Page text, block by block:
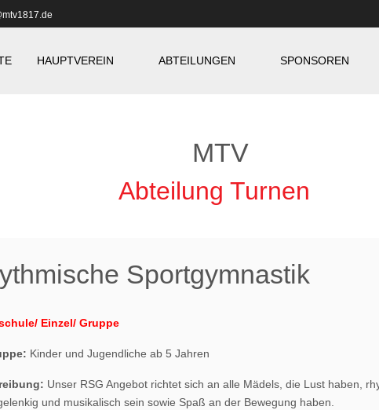
HAUPTVEREIN ABTEILUNGEN SPONSOREN
Abteilung Turnen
Sportgymnastik
Einzel/ Gruppe
Kinder und Jugendliche ab 5 Jahren
Unser RSG Angebot richtet sich an alle Mädels, die Lust haben,
und musikalisch sein sowie Spaß an der Bewegung haben.